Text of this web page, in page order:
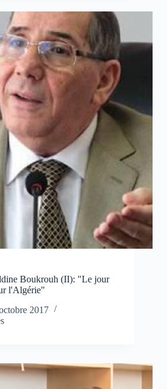
Boukrouh (II): "Le jour
l'Algérie"
2017